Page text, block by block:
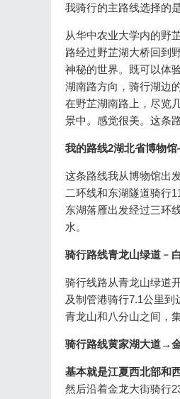
我骑行的主路线选择的
从华中农业大学内的野
路经过野芷湖大桥回到
神秘的世界。既可以体
湖南路方向，骑行湖边
在野芷湖南路上，尽览
景中。感觉很美。这条
我的路线2湖北省博物
这条路线我从博物馆出
二环线和东湖隧道骑行
东湖落雁出发经过三环
水。
骑行路线青龙山绿道﹣
骑行线路从青龙山绿道
及制管港骑行7.1公里
青龙山和八分山之间，
骑行路线黄家湖大道→
基本就是江夏西北部和
然后沿着金龙大街骑行